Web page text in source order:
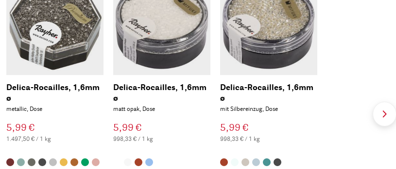
Delica-Rocailles, 1,6mm
ø
metallic, Dose
5,99 €
1.497,50 € / 1 kg
Delica-Rocailles, 1,6mm
ø
matt opak, Dose
5,99 €
998,33 € / 1 kg
Delica-Rocailles, 1,6mm
ø
mit Silbereinzug, Dose
5,99 €
998,33 € / 1 kg